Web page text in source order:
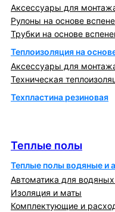
Аксессуары для
Рулоны на основе
Трубки на основе
Теплоизоляция на
Аксессуары для
Техническая
Техпластина резиновая
Теплые полы
Теплые полы водяные и
Автоматика для
Изоляция и маты
Комплектующие и